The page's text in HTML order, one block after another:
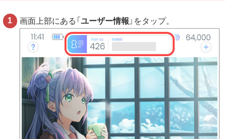
画面上部にある「ユーザー情報 」をタップ。